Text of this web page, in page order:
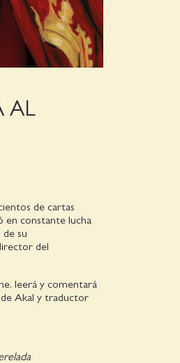
AL
de cartas
en constante lucha
de su
del
leerá y comentará
Akal y traductor